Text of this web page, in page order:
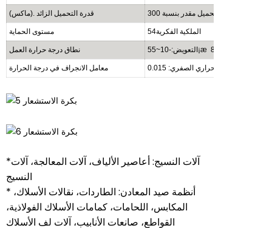
الملكية الفكرية54
معامل الانجراف في درجة الحرارة
*آلات النسيج: أعاصير الألياف، آلات المعالجة، آلات
النسيج
* أنظمة صيد المعادن: الطاردات، نقالات الأسلاك،
المكابس، اللحامات، كمامات الأسلاك الفولاذية،
القواطع، صانعات الأنابيب، آلات لف الأسلاك